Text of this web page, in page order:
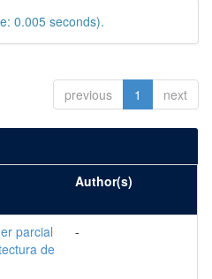
0.005 seconds).
previous 1 next
Author(s)
parcial
de
-